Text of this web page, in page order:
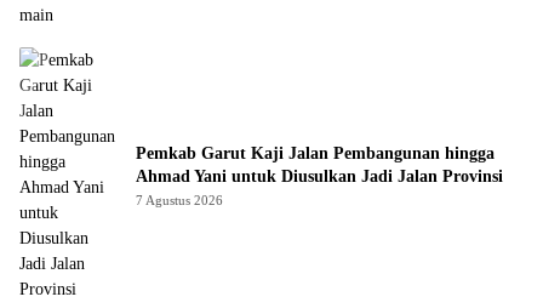
Pemkab Garut Kaji Jalan Pembangunan hingga
Ahmad Yani untuk Diusulkan Jadi Jalan Provinsi
7 Agustus 2026